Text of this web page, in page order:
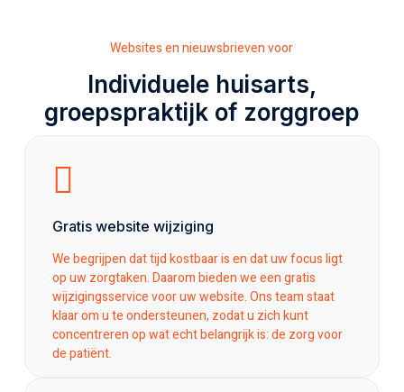
Websites en nieuwsbrieven voor
Individuele huisarts,
groepspraktijk of zorggroep
Gratis website wijziging
We begrijpen dat tijd kostbaar is en dat uw focus ligt
op uw zorgtaken. Daarom bieden we een gratis
wijzigingsservice voor uw website. Ons team staat
klaar om u te ondersteunen, zodat u zich kunt
concentreren op wat echt belangrijk is: de zorg voor
de patiënt.